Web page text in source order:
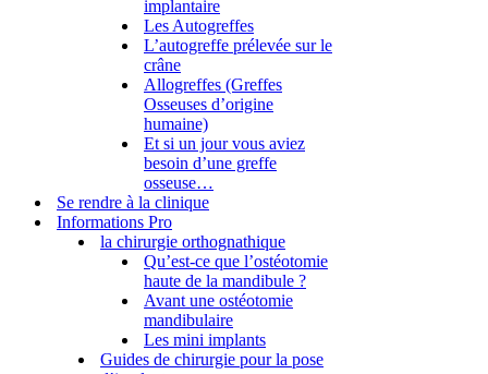
implantaire
Les Autogreffes
L’autogreffe prélevée sur le
crâne
Allogreffes (Greffes
Osseuses d’origine
humaine)
Et si un jour vous aviez
besoin d’une greffe
osseuse…
Se rendre à la clinique
Informations Pro
la chirurgie orthognathique
Qu’est-ce que l’ostéotomie
haute de la mandibule ?
Avant une ostéotomie
mandibulaire
Les mini implants
Guides de chirurgie pour la pose